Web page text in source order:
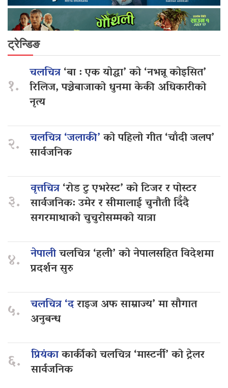
ट्रेन्डिङ
१.
चलचित्र‘बा : एक योद्धा’ को ‘नभन्नू कोइसित’
रिलिज, पञ्चेबाजाको धुनमा केकी अधिकारीको
नृत्य
२. चलचित्र ‘जलाकी’को पहिलो गीत ‘चाँदी जलप’
सार्वजनिक
३.
वृत्तचित्र‘रोड टु एभरेस्ट’ को टिजर र पोस्टर
सार्वजनिक: उमेर र सीमालाई चुनौती दिँदै
सगरमाथाको चुचुरोसम्मको यात्रा
४. नेपालीचलचित्र ‘हली’ को नेपालसहित विदेशमा
प्रदर्शन सुरु
५. चलचित्र ‘दराइज अफ साम्राज्य’ मा सौगात
अनुबन्ध
६. प्रियंकाकार्कीको चलचित्र ‘मास्टर्नी’ को ट्रेलर
सार्वजनिक